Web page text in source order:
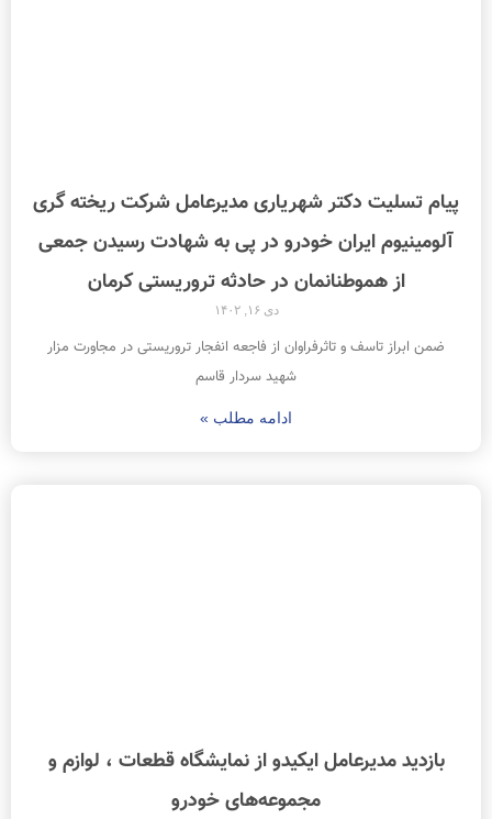
پیام تسلیت دکتر شهریاری مدیرعامل شرکت ریخته گری
آلومینیوم ایران خودرو در پی به شهادت رسیدن جمعی
از هموطنانمان در حادثه تروریستی کرمان
دی ۱۶, ۱۴۰۲
ضمن ابراز تاسف و تاثرفراوان از فاجعه انفجار تروریستی در مجاورت مزار
شهید سردار قاسم
ادامه مطلب »
بازدید مدیرعامل ایکیدو از نمایشگاه قطعات ، لوازم و
مجموعه‌های خودرو